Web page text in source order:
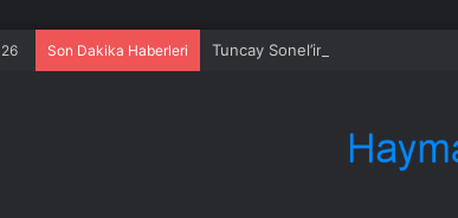
Son Dakika Haberleri Tuncay Sonel’in mal varlığı da